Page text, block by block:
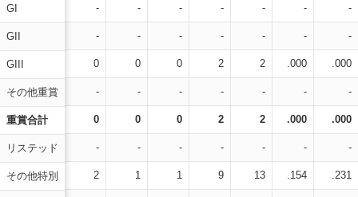
GI
GII
GIII
その他重賞
重賞合計
リステッド
その他特別
- - - - - - -
- - - - - - -
0 0 0 2 2 .000 .000
- - - - - - -
0 0 0 2 2 .000 .000
- - - - - - -
2 1 1 9 13 .154 .231